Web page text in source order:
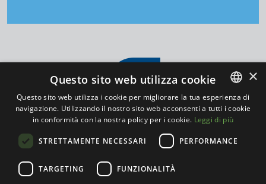
SEGUICI SU
ITALIAN
×
Questo sito web utilizza cookie
Questo sito web utilizza i cookie per migliorare la tua esperienza di
navigazione. Utilizzando il nostro sito web acconsenti a tutti i cookie
in conformità con la nostra policy per i cookie. Leggi di più
STRETTAMENTE NECESSARI PERFORMANCE
TARGETING FUNZIONALITÀ